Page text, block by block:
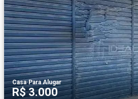
Casa·Para Alugar
R$ 3.000